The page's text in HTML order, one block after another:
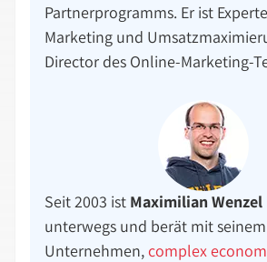
Partnerprogramms. Er ist
Marketing und
Director des Online-Marketing-
Seit 2003 ist Maximilian Wenzel
unterwegs und berät mit seinem
Unternehmen,complex